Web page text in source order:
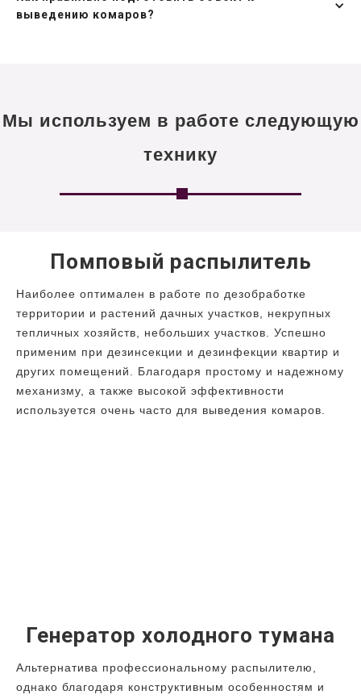
выведению комаров?
Мы используем в работе следующую
технику
Помповый распылитель
Наиболее оптимален в работе по дезобработке
территории и растений дачных участков, некрупных
тепличных хозяйств, небольших участков. Успешно
применим при дезинсекции и дезинфекции квартир и
других помещений. Благодаря простому и надежному
механизму, а также высокой эффективности
используется очень часто для выведения комаров.
Генератор холодного тумана
Альтернатива профессиональному распылителю,
однако благодаря конструктивным особенностям и